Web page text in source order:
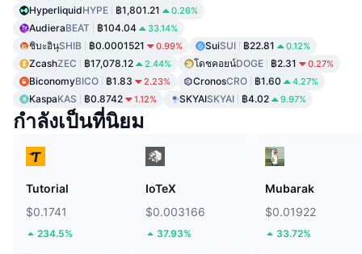
HyperliquidHYPE ฿1,801.21 0.26%
AudieraBEAT ฿104.04 33.14%
ชิบะอินุSHIB ฿0.0001521 0.99% SuiSUI ฿22.81 0.12%
ZcashZEC ฿17,078.12 2.44% โดชคอยน์DOGE ฿2.31 0.27%
BiconomyBICO ฿1.83 2.23% CronosCRO ฿1.60 4.27%
KaspaKAS ฿0.8742 1.12% SKYAISKYAI ฿4.02 9.97%
กำลังเป็นที่นิยม
Tutorial
$0.1741
234.5%
IoTeX
$0.003166
37.93%
Mubarak
$0.01922
33.72%